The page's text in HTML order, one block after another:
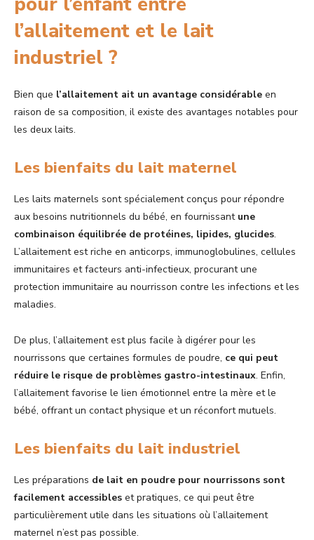
l’allaitement et le lait
industriel ?
Bien que l’allaitement ait un avantage considérable en
raison de sa composition, il existe des avantages notables pour
les deux laits.
Les bienfaits du lait maternel
Les laits maternels sont spécialement conçus pour répondre
aux besoins nutritionnels du bébé, en fournissant une
combinaison équilibrée de protéines, lipides, glucides.
L’allaitement est riche en anticorps, immunoglobulines, cellules
immunitaires et facteurs anti-infectieux, procurant une
protection immunitaire au nourrisson contre les infections et les
maladies.
De plus, l’allaitement est plus facile à digérer pour les
nourrissons que certaines formules de poudre, ce qui peut
réduire le risque de problèmes gastro-intestinaux. Enfin,
l’allaitement favorise le lien émotionnel entre la mère et le
bébé, offrant un contact physique et un réconfort mutuels.
Les bienfaits du lait industriel
Les préparations de lait en poudre pour nourrissons sont
facilement accessibles et pratiques, ce qui peut être
particulièrement utile dans les situations où l’allaitement
maternel n’est pas possible.